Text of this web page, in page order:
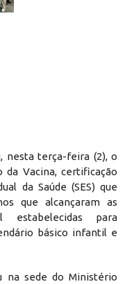
nesta terça-feira (2), o
Vacina, certificação
da Saúde (SES) que
que alcançaram as
estabelecidas para
básico infantil e
na sede do Ministério